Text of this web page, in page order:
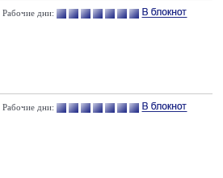
Рабочие дни:
Рабочие дни: